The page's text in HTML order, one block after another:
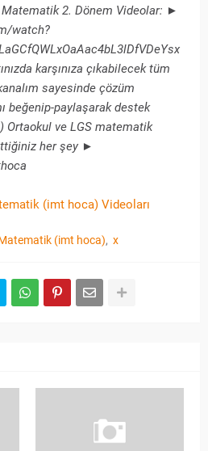
Matematik 2. Dönem Videolar: ►
watch?
karşınıza çıkabilecek tüm
sayesinde çözüm
beğenip-paylaşarak destek
Ortaokul ve LGS matematik
her şey ►
(imt hoca) Videoları
(imt hoca) x